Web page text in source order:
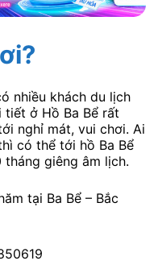
nhiều khách du lịch
tiết ở Hồ Ba Bể rất
nghỉ mát, vui chơi. Ai
có thể tới hồ Ba Bể
giêng âm lịch.
tại Ba Bể – Bắc